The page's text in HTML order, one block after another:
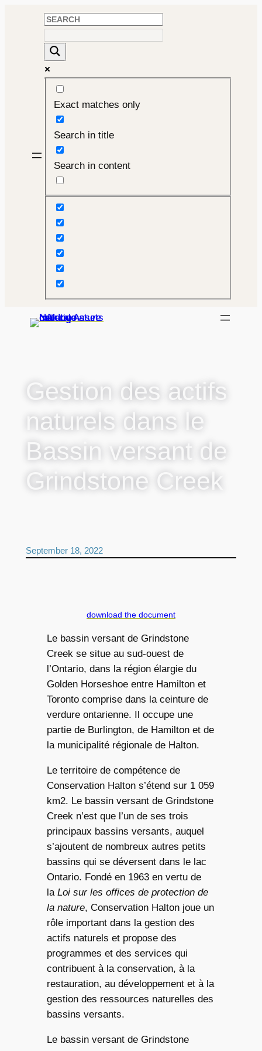
Exact matches only
Search in title
Search in content
Gestion des actifs
naturels dans le
Bassin versant de
Grindstone Creek
September 18, 2022
download the document
Le bassin versant de Grindstone
Creek se situe au sud-ouest de
l’Ontario, dans la région élargie du
Golden Horseshoe entre Hamilton et
Toronto comprise dans la ceinture de
verdure ontarienne. Il occupe une
partie de Burlington, de Hamilton et de
la municipalité régionale de Halton.
Le territoire de compétence de
Conservation Halton s’étend sur 1 059
km2. Le bassin versant de Grindstone
Creek n’est que l’un de ses trois
principaux bassins versants, auquel
s’ajoutent de nombreux autres petits
bassins qui se déversent dans le lac
Ontario. Fondé en 1963 en vertu de
la Loi sur les offices de protection de
la nature, Conservation Halton joue un
rôle important dans la gestion des
actifs naturels et propose des
programmes et des services qui
contribuent à la conservation, à la
restauration, au développement et à la
gestion des ressources naturelles des
bassins versants.
Le bassin versant de Grindstone